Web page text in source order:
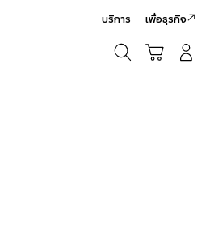
บริการ เพื่อธุรกิจ